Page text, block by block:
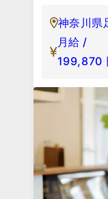
和食
ザ・プリンス
洋食調理│
／年収
神奈川